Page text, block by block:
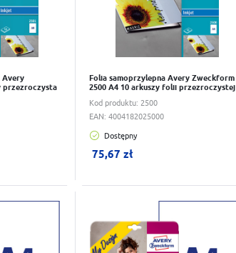
Avery
przezroczysta
Kod produktu: 2500
Folia samoprzylepna Avery Zweckform
2500 A4 10 arkuszy folii przezroczystej
EAN:4004182025000
Dostępny
75,67 zł
W koszyku:
informacje i aktualności na
komunikatów na podstawie analizy
witryny internetowej. Treści
lub firm będących naszymi